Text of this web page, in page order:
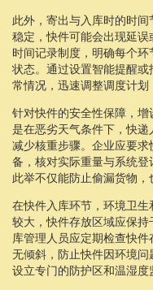
此外，寄出与入库时的时
稳定，快件可能会出现延
时间记录制度，明确每个
状态。通过设置智能提醒
常情况，迅速调整调度计划
针对快件的安全性保障，
是在恶劣天气条件下，快
减少核重步骤。企业应要
备，核对实际重量与系统登
此举不仅能防止偷漏货物，
在快件入库环节，环境卫
较大，快件存放区域应保
库管理人员应定期检查快
无倾斜，防止快件因环境
设立专门的防护区和温湿度